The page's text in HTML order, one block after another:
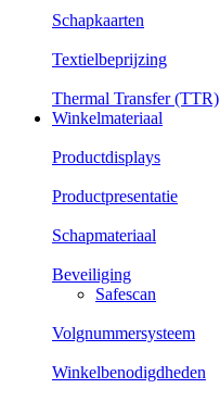
Schapkaarten
Textielbeprijzing
Thermal Transfer (TTR)
Winkelmateriaal
Productdisplays
Productpresentatie
Schapmateriaal
Beveiliging
Safescan
Volgnummersysteem
Winkelbenodigdheden